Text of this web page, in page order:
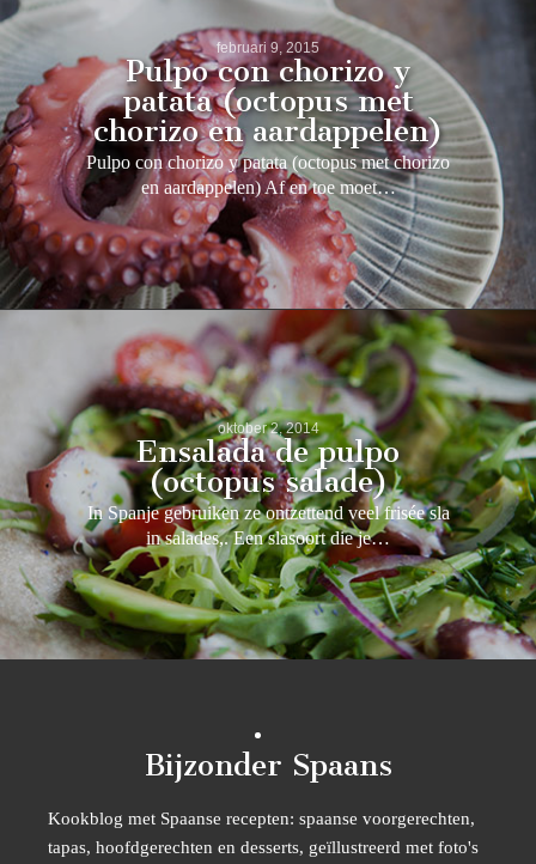
februari 9, 2015
Pulpo con chorizo y
patata (octopus met
chorizo en aardappelen)
Pulpo con chorizo y patata (octopus met chorizo
en aardappelen) Af en toe moet…
oktober 2, 2014
Ensalada de pulpo
(octopus salade)
In Spanje gebruiken ze ontzettend veel frisée sla
in salades,. Een slasoort die je…
Bijzonder Spaans
Kookblog met Spaanse recepten: spaanse voorgerechten,
tapas, hoofdgerechten en desserts, geïllustreerd met foto's